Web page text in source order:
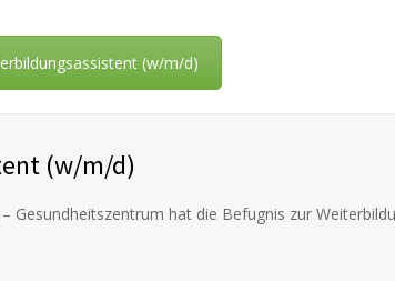
(w/m/d)
(w/m/d)
Gesundheitszentrum hat die Befugnis zur